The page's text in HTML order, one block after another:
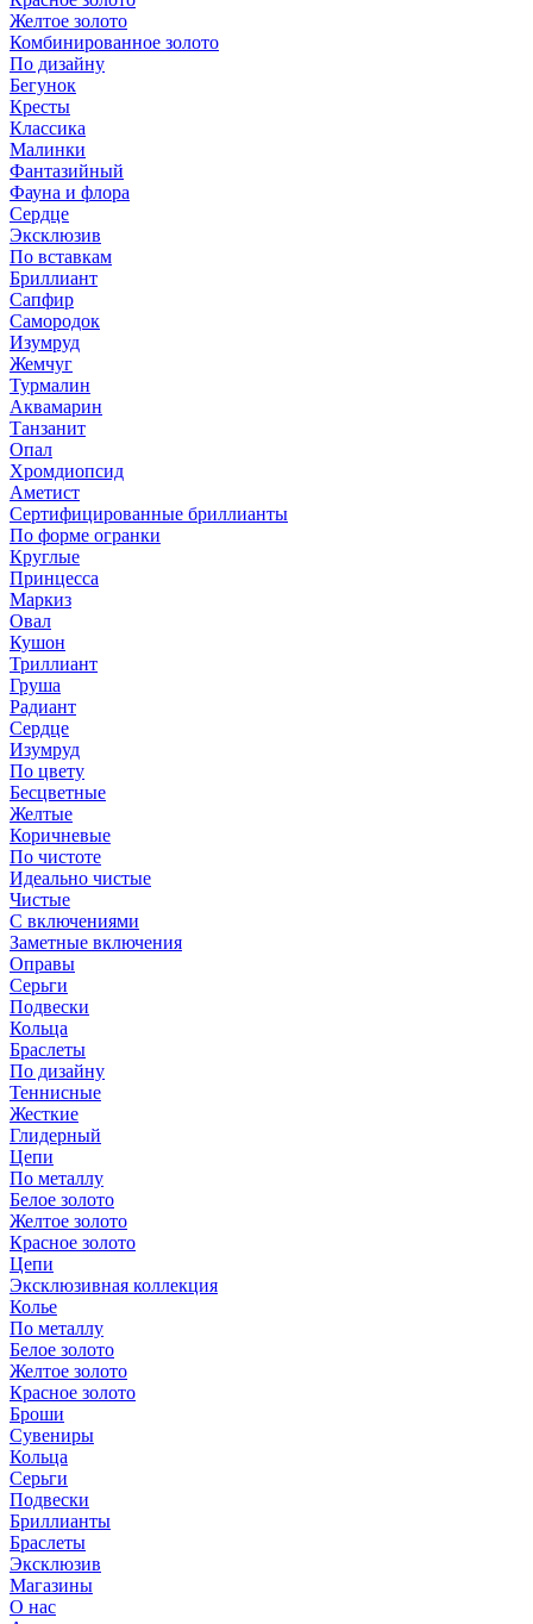
Желтое золото
Комбинированное золото
По дизайну
Бегунок
Кресты
Классика
Малинки
Фантазийный
Фауна и флора
Сердце
Эксклюзив
По вставкам
Бриллиант
Сапфир
Самородок
Изумруд
Жемчуг
Турмалин
Аквамарин
Танзанит
Опал
Хромдиопсид
Аметист
Сертифицированные бриллианты
По форме огранки
Круглые
Принцесса
Маркиз
Овал
Кушон
Триллиант
Груша
Радиант
Сердце
Изумруд
По цвету
Бесцветные
Желтые
Коричневые
По чистоте
Идеально чистые
Чистые
С включениями
Заметные включения
Оправы
Серьги
Подвески
Кольца
Браслеты
По дизайну
Теннисные
Жесткие
Глидерный
Цепи
По металлу
Белое золото
Желтое золото
Красное золото
Цепи
Эксклюзивная коллекция
Колье
По металлу
Белое золото
Желтое золото
Красное золото
Броши
Сувениры
Кольца
Серьги
Подвески
Бриллианты
Браслеты
Эксклюзив
Магазины
О нас